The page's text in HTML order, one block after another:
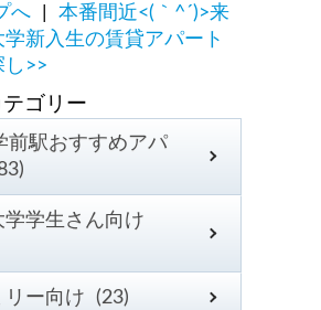
へ
本番間近<(｀^´)>来
新入生の賃貸アパート
し>>
前駅おすすめアパ
学生さん向け
ー向け (23)